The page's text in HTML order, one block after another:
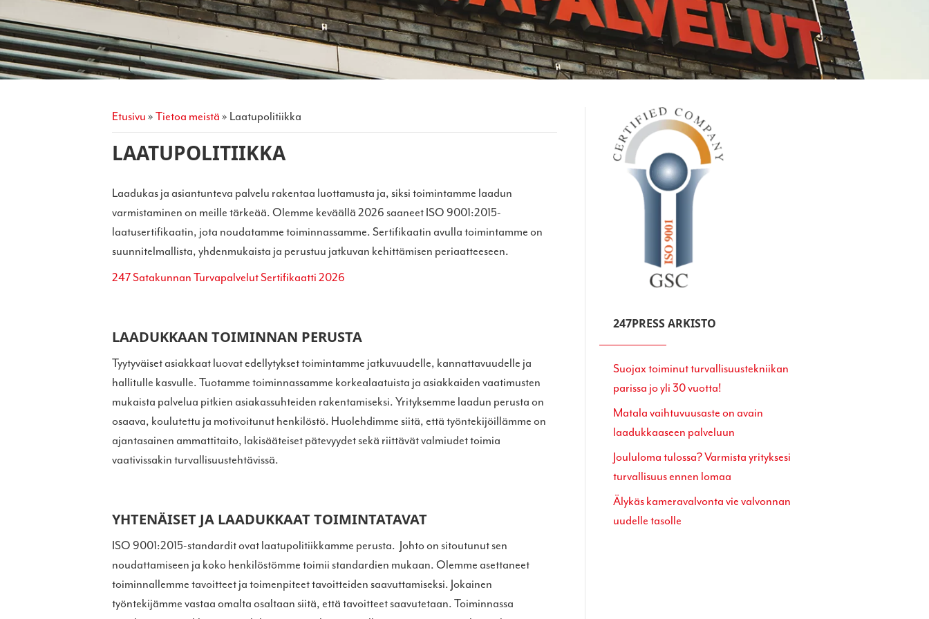
etusivu» tietoa meistä» laatupolitiikka
LAATUPOLITIIKKA
Laadukas ja asiantunteva palvelu rakentaa luottamusta ja, siksi toimintamme laadun
varmistaminen on meille tärkeää. Olemme keväällä 2026 saaneet ISO 9001:2015-
laatusertifikaatin, jota noudatamme toiminnassamme. Sertifikaatin avulla toimintamme on
suunnitelmallista, yhdenmukaista ja perustuu jatkuvan kehittämisen periaatteeseen.
247 Satakunnan Turvapalvelut Sertifikaatti 2026
LAADUKKAAN TOIMINNAN PERUSTA
Tyytyväiset asiakkaat luovat edellytykset toimintamme jatkuvuudelle, kannattavuudelle ja
hallitulle kasvulle. Tuotamme toiminnassamme korkealaatuista ja asiakkaiden vaatimusten
mukaista palvelua pitkien asiakassuhteiden rakentamiseksi. Yrityksemme laadun perusta on
osaava, koulutettu ja motivoitunut henkilöstö. Huolehdimme siitä, että työntekijöillämme on
ajantasainen ammattitaito, lakisääteiset pätevyydet sekä riittävät valmiudet toimia
vaativissakin turvallisuustehtävissä.
YHTENÄISET JA LAADUKKAAT TOIMINTATAVAT
ISO 9001:2015-standardit ovat laatupolitiikkamme perusta. Johto on sitoutunut sen
noudattamiseen ja koko henkilöstömme toimii standardien mukaan. Olemme asettaneet
toiminnallemme tavoitteet ja toimenpiteet tavoitteiden saavuttamiseksi. Jokainen
työntekijämme vastaa omalta osaltaan siitä, että tavoitteet saavutetaan. Toiminnassa
247PRESS ARKISTO
Suojax toiminut turvallisuustekniikan
parissa jo yli 30 vuotta!
Matala vaihtuvuusaste on avain
laadukkaaseen palveluun
Joululoma tulossa? Varmista yrityksesi
turvallisuus ennen lomaa
Älykäs kameravalvonta vie valvonnan
uudelle tasolle